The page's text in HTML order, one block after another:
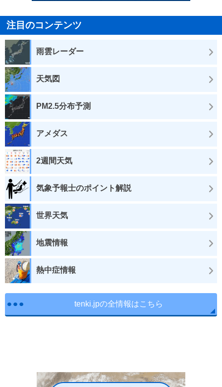
注目のコンテンツ
雨雲レーダー
天気図
PM2.5分布予測
アメダス
2週間天気
気象予報士のポイント解説
世界天気
地震情報
熱中症情報
tenki.jpの全情報はこちら